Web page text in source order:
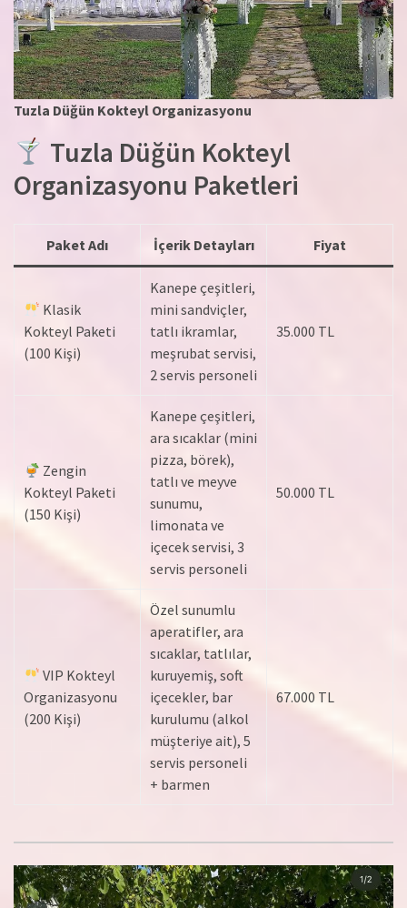
Tuzla Düğün Kokteyl Organizasyonu
Tuzla Düğün Kokteyl
Organizasyonu Paketleri
Paket Adı İçerik Detayları Fiyat
Klasik
Kokteyl Paketi
(100 Kişi)
Kanepe çeşitleri,
mini sandviçler,
tatlı ikramlar,
meşrubat servisi,
2 servis personeli
35.000 TL
Zengin
Kokteyl Paketi
(150 Kişi)
Kanepe çeşitleri,
ara sıcaklar (mini
pizza, börek),
tatlı ve meyve
sunumu,
limonata ve
içecek servisi, 3
servis personeli
50.000 TL
VIP Kokteyl
Organizasyonu
(200 Kişi)
Özel sunumlu
aperatifler, ara
sıcaklar, tatlılar,
kuruyemiş, soft
içecekler, bar
kurulumu (alkol
müşteriye ait), 5
servis personeli
+ barmen
67.000 TL